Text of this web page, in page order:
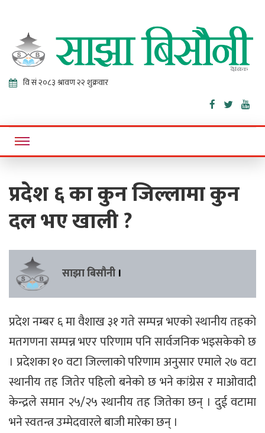
Sajha
Bisaunee
Online News Portal
प्रदेश ६ का कुन जिल्लामा कुन
दल भए खाली ?
साझा बिसौनी ।
प्रदेश नम्बर ६ मा वैशाख ३१ गते सम्पन्न भएको स्थानीय तहको
मतगणना सम्पन्न भएर परिणाम पनि सार्वजनिक भइसकेको छ
। प्रदेशका १० वटा जिल्लाको परिणाम अनुसार एमाले २७ वटा
स्थानीय तह जितेर पहिलो बनेको छ भने कांग्रेस र माओवादी
केन्द्रले समान २५/२५ स्थानीय तह जितेका छन् । दुई वटामा
भने स्वतन्त्र उम्मेदवारले बाजी मारेका छन् ।